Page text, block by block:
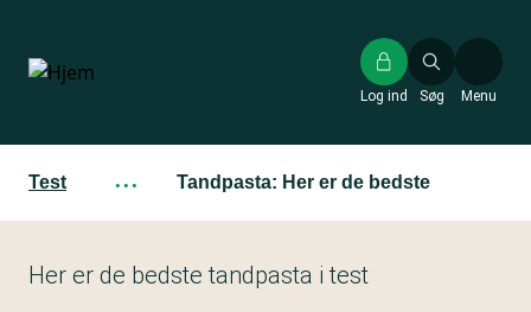
hovedindhold
Søg
Log ind Menu
Test ··· Tandpasta: Her er de bedste
Her er de bedste tandpasta i test